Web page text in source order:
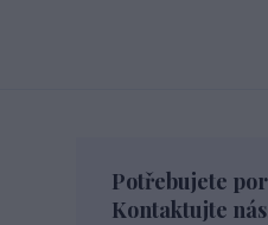
Potřebujete
Kontaktujte